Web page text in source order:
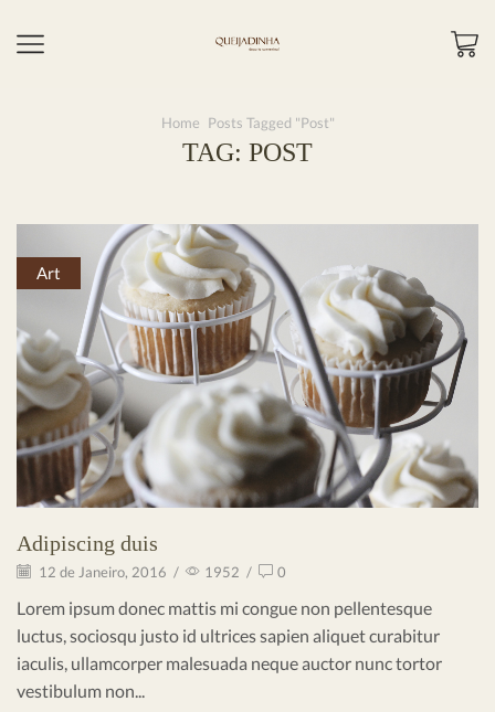
Home Posts Tagged "post"
TAG: POST
Art
Adipiscing duis
12 de Janeiro, 2016 / 1952 / 0
Lorem ipsum donec mattis mi congue non pellentesque
luctus, sociosqu justo id ultrices sapien aliquet curabitur
iaculis, ullamcorper malesuada neque auctor nunc tortor
vestibulum non...